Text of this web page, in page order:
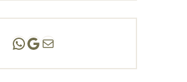
Andreas Scholz | (HPP)
Praxis Adlershof
E-Mail an mich ...